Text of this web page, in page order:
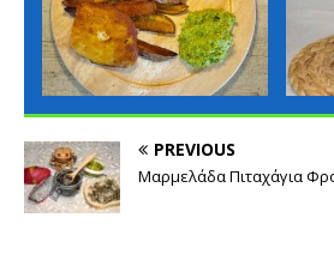
PREVIOUS
Μαρμελάδα Πιταχάγια